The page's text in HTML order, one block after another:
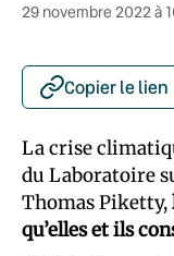
29 novembre 2022 à
Copier le lien
La crise
du Laboratoire
Thomas Piketty,
qu’elles et ils